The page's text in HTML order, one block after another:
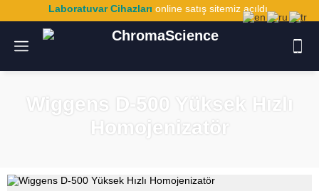
Laboratuvar Cihazları online satış sitemiz açıldı.
Wiggens D-500 Yüksek Hızlı
Homojenizatör